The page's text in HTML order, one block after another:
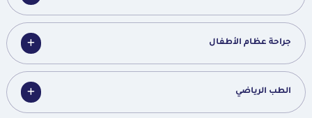
جراحة عظام الأطفال
الطب الرياضي